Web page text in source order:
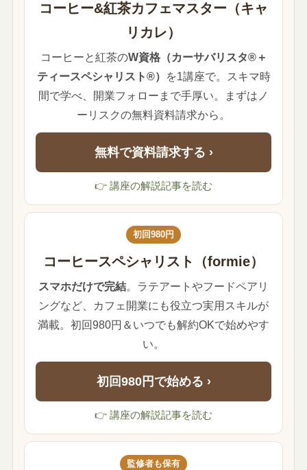
コーヒー&紅茶カフェマスター（キャ
リカレ）
コーヒーと紅茶のW資格（カーサバリスタ®＋
ティースペシャリスト®）
を1講座で。スキマ時
間で学べ、開業フォローまで手厚い。まずはノ
ーリスクの無料資料請求から。
無料で資料請求する ›
👉 講座の解説記事を読む
初回980円
コーヒースペシャリスト（formie）
スマホだけで完結。ラテアートやフードペアリ
ングなど、カフェ開業にも役立つ実用スキルが
満載。初回980円＆いつでも解約OKで始めやす
い。
初回980円で始める ›
👉 講座の解説記事を読む
監修者も保有